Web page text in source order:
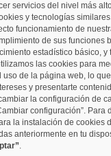
2 baños
Salamanca, Goya
Ref: 50004771
130 m²
2 dormitorios
1 baños
Salamanca, Goya
Ref: 50004772
130 m²
2 dormitorios
1 baños
servicios del nivel más
y tecnologías
funcionamiento de
de sus funciones
estadístico básico, y
las cookies para
uso de la página web, lo
y presentarte
la configuración de
configuración”. Para
la instalación de cookies
anteriormente en tu
.